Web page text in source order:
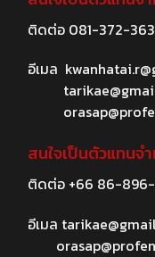
ติดต่อ 081-372-
อีเมล
สนใจเป็นตัวแทนจ
ติดต่อ +66 86-896-
อีเมล